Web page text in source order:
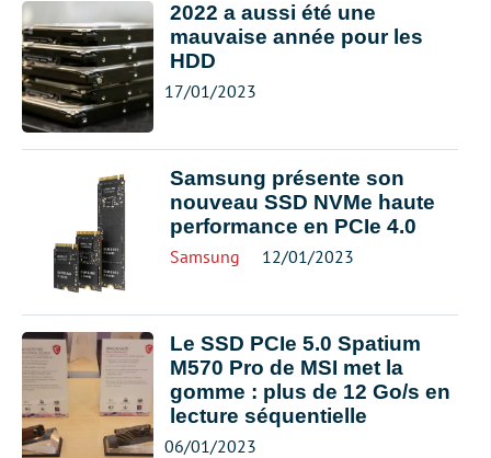
2022 a aussi été une
mauvaise année pour les
HDD
17/01/2023
Samsung présente son
nouveau SSD NVMe haute
performance en PCIe 4.0
Samsung 12/01/2023
Le SSD PCIe 5.0 Spatium
M570 Pro de MSI met la
gomme : plus de 12 Go/s en
lecture séquentielle
06/01/2023